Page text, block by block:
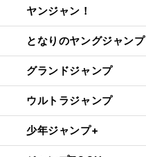
ヤンジャン！
となりのヤングジャンプ
グランドジャンプ
ウルトラジャンプ
少年ジャンプ+